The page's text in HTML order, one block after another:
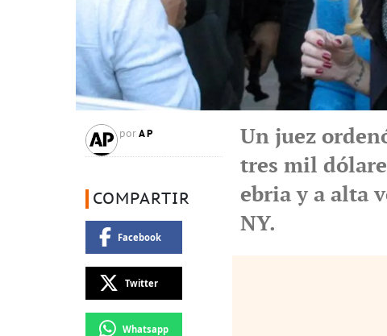
por AP
COMPARTIR
Facebook
Twitter
Whatsapp
Un juez
tres mil
ebria y a alta
NY.